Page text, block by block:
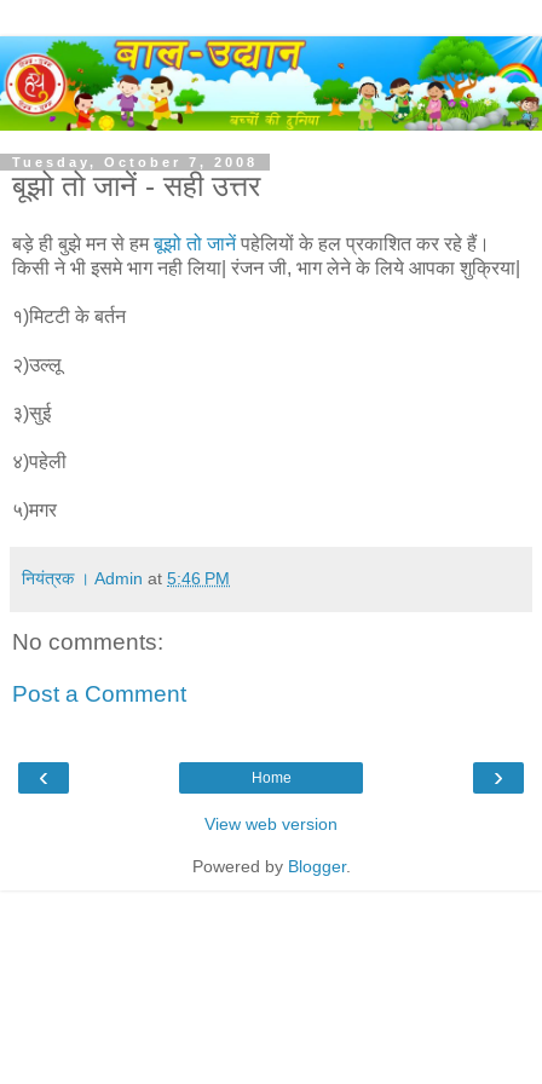
Tuesday, October 7, 2008
बूझो तो जानें - सही उत्तर
बड़े ही बुझे मन से हमबूझो तो जानेंपहेलियों के हल प्रकाशित कर रहे हैं।
किसी ने भी इसमे भाग नही लिया| रंजन जी, भाग लेने के लिये आपका शुक्रिया|
१)मिटटी के बर्तन
२)उल्लू
३)सुई
४)पहेली
५)मगर
नियंत्रक । Admin at 5:46 PM
No comments:
Post a Comment
‹ ›
Home
View web version
Powered by Blogger.